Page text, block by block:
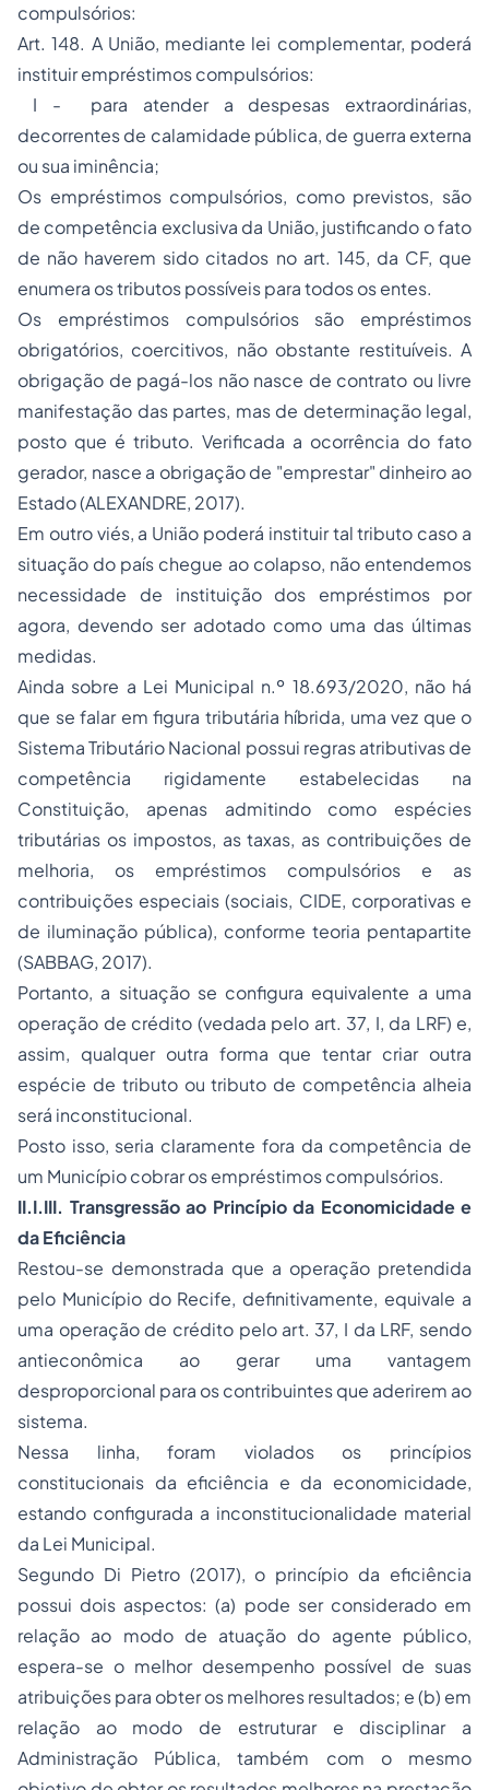
compulsórios:
Art. 148. A União, mediante lei complementar, poderá
instituir empréstimos compulsórios:
I - para atender a despesas extraordinárias,
decorrentes de calamidade pública, de guerra externa
ou sua iminência;
Os empréstimos compulsórios, como previstos, são
de competência exclusiva da União, justificando o fato
de não haverem sido citados no art. 145, da CF, que
enumera os tributos possíveis para todos os entes.
Os empréstimos compulsórios são empréstimos
obrigatórios, coercitivos, não obstante restituíveis. A
obrigação de pagá-los não nasce de contrato ou livre
manifestação das partes, mas de determinação legal,
posto que é tributo. Verificada a ocorrência do fato
gerador, nasce a obrigação de "emprestar" dinheiro ao
Estado (ALEXANDRE, 2017).
Em outro viés, a União poderá instituir tal tributo caso a
situação do país chegue ao colapso, não entendemos
necessidade de instituição dos empréstimos por
agora, devendo ser adotado como uma das últimas
medidas.
Ainda sobre a Lei Municipal n.º 18.693/2020, não há
que se falar em figura tributária híbrida, uma vez que o
Sistema Tributário Nacional possui regras atributivas de
competência rigidamente estabelecidas na
Constituição, apenas admitindo como espécies
tributárias os impostos, as taxas, as contribuições de
melhoria, os empréstimos compulsórios e as
contribuições especiais (sociais, CIDE, corporativas e
de iluminação pública), conforme teoria pentapartite
(SABBAG, 2017).
Portanto, a situação se configura equivalente a uma
operação de crédito (vedada pelo art. 37, I, da LRF) e,
assim, qualquer outra forma que tentar criar outra
espécie de tributo ou tributo de competência alheia
será inconstitucional.
Posto isso, seria claramente fora da competência de
um Município cobrar os empréstimos compulsórios.
II.I.III. Transgressão ao Princípio da Economicidade e
da Eficiência
Restou-se demonstrada que a operação pretendida
pelo Município do Recife, definitivamente, equivale a
uma operação de crédito pelo art. 37, I da LRF, sendo
antieconômica ao gerar uma vantagem
desproporcional para os contribuintes que aderirem ao
sistema.
Nessa linha, foram violados os princípios
constitucionais da eficiência e da economicidade,
estando configurada a inconstitucionalidade material
da Lei Municipal.
Segundo Di Pietro (2017), o princípio da eficiência
possui dois aspectos: (a) pode ser considerado em
relação ao modo de atuação do agente público,
espera-se o melhor desempenho possível de suas
atribuições para obter os melhores resultados; e (b) em
relação ao modo de estruturar e disciplinar a
Administração Pública, também com o mesmo